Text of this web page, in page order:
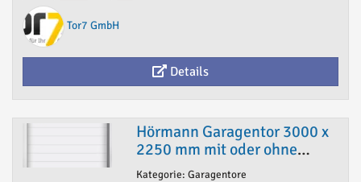
Tor7 GmbH
Details
Hörmann Garagentor 3000 x
2250 mm mit oder ohne
Antrieb
Kategorie: Garagentore